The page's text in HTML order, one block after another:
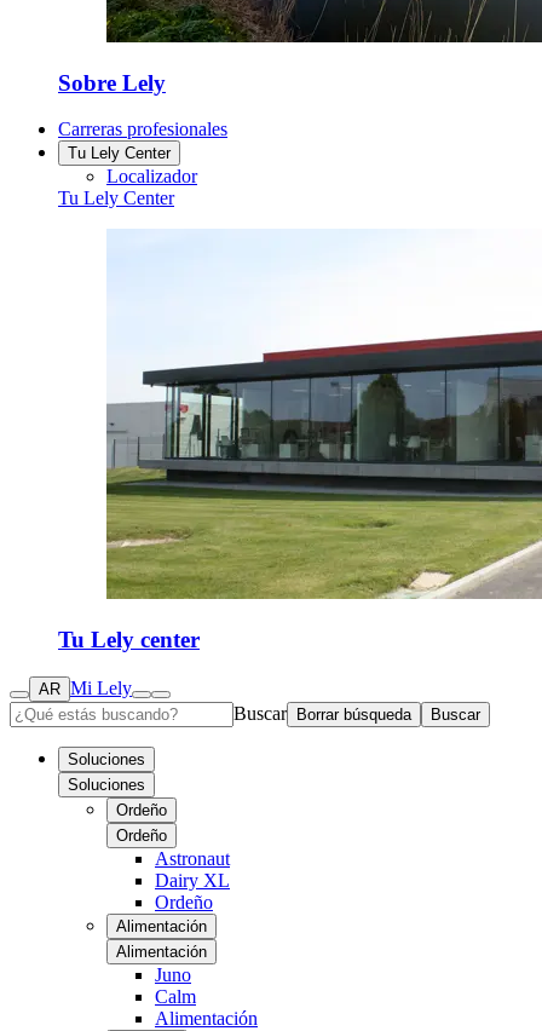
Sobre Lely
Carreras profesionales
Tu Lely Center
Localizador
Tu Lely Center
Tu Lely center
AR Mi Lely
Buscar
Borrar búsqueda Buscar
Soluciones
Soluciones
Ordeño
Ordeño
Astronaut
Dairy XL
Ordeño
Alimentación
Alimentación
Juno
Calm
Alimentación